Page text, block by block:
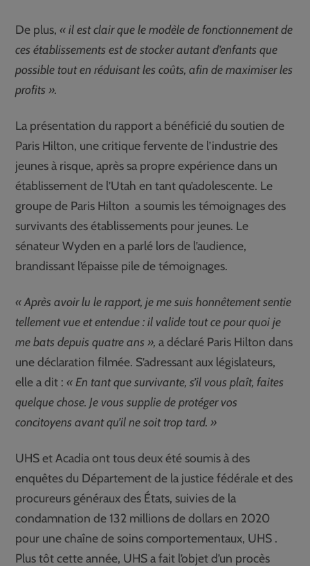
De plus,« il est clair que le modèle de fonctionnement de
ces établissements est de stocker autant d’enfants que
possible tout en réduisant les coûts, afin de maximiser les
profits ».
La présentation du rapport a bénéficié du soutien de
Paris Hilton, une critique fervente de l’industrie des
jeunes à risque, après sa propre expérience dans un
établissement de l’Utah en tant qu’adolescente. Le
groupe de Paris Hilton a soumis les témoignages des
survivants des établissements pour jeunes. Le
sénateur Wyden en a parlé lors de l’audience,
brandissant l’épaisse pile de témoignages.
« Après avoir lu le rapport, je me suis honnêtement sentie
tellement vue et entendue : il valide tout ce pour quoi je
me bats depuis quatre ans », a déclaré Paris Hilton dans
une déclaration filmée. S’adressant aux législateurs,
elle a dit :« En tant que survivante, s’il vous plaît, faites
quelque chose. Je vous supplie de protéger vos
concitoyens avant qu’il ne soit trop tard. »
UHS et Acadia ont tous deux été soumis à des
enquêtes du Département de la justice fédérale et des
procureurs généraux des États, suivies de la
condamnation de 132 millions de dollars en 2020
pour une chaîne de soins comportementaux, UHS .
Plus tôt cette année, UHS a fait l’objet d’un procès